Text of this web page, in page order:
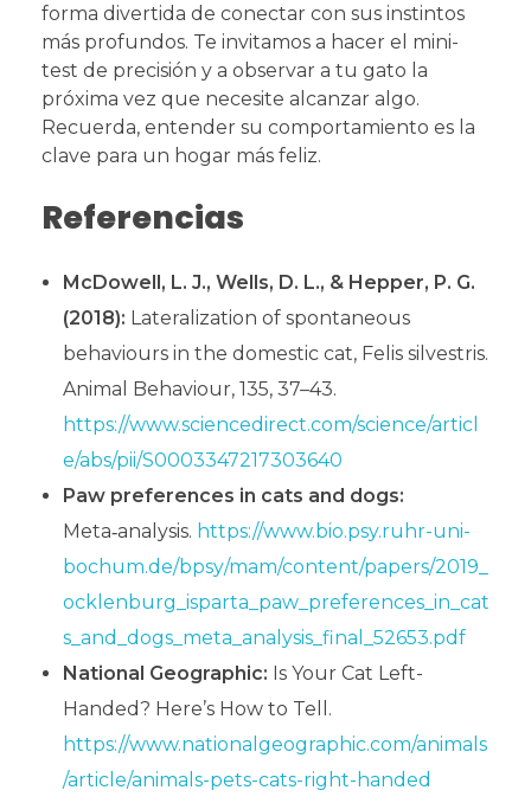
forma divertida de conectar con sus instintos
más profundos. Te invitamos a hacer el mini-
test de precisión y a observar a tu gato la
próxima vez que necesite alcanzar algo.
Recuerda, entender su comportamiento es la
clave para un hogar más feliz.
Referencias
McDowell, L. J., Wells, D. L., & Hepper, P. G.
(2018): Lateralization of spontaneous
behaviours in the domestic cat, Felis silvestris.
Animal Behaviour, 135, 37–43.
https://www.sciencedirect.com/science/articl
e/abs/pii/S0003347217303640
Paw preferences in cats and dogs:
Meta‑analysis. https://www.bio.psy.ruhr-uni-
bochum.de/bpsy/mam/content/papers/2019_
ocklenburg_isparta_paw_preferences_in_cat
s_and_dogs_meta_analysis_final_52653.pdf
National Geographic: Is Your Cat Left-
Handed? Here’s How to Tell.
https://www.nationalgeographic.com/animals
/article/animals-pets-cats-right-handed